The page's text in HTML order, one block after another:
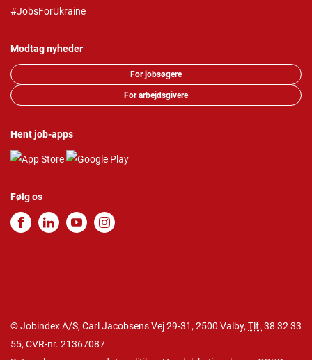
#JobsForUkraine
Modtag nyheder
For jobsøgere
For arbejdsgivere
Hent job-apps
Følg os
© Jobindex A/S, Carl Jacobsens Vej 29-31, 2500 Valby, Tlf. 38 32 33
55, CVR-nr. 21367087